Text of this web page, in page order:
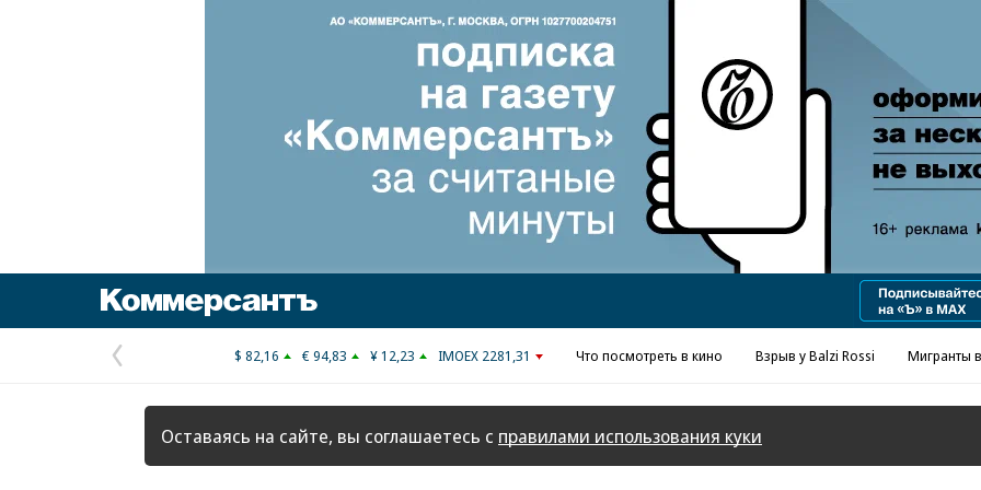
Реклама в «Ъ» www.kommersant.ru/ad
Предыдущая
страница
$ 82,16 € 94,83 ¥ 12,23 IMOEX 2281,31 Что посмотреть в кино Взрыв у Balzi Rossi Мигранты
Оставаясь на сайте, вы соглашаетесь с правилами использования куки